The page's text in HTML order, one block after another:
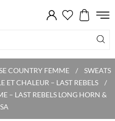
COUNTRY FEMME
SWEATS
ET CHALEUR – LAST REBELS
– LAST REBELS LONG HORN &